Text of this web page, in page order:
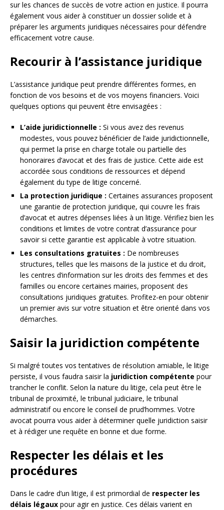
sur les chances de succès de votre action en justice. Il pourra
également vous aider à constituer un dossier solide et à
préparer les arguments juridiques nécessaires pour défendre
efficacement votre cause.
Recourir à l’assistance juridique
L’assistance juridique peut prendre différentes formes, en
fonction de vos besoins et de vos moyens financiers. Voici
quelques options qui peuvent être envisagées :
L’aide juridictionnelle : Si vous avez des revenus
modestes, vous pouvez bénéficier de l’aide juridictionnelle,
qui permet la prise en charge totale ou partielle des
honoraires d’avocat et des frais de justice. Cette aide est
accordée sous conditions de ressources et dépend
également du type de litige concerné.
La protection juridique : Certaines assurances proposent
une garantie de protection juridique, qui couvre les frais
d’avocat et autres dépenses liées à un litige. Vérifiez bien les
conditions et limites de votre contrat d’assurance pour
savoir si cette garantie est applicable à votre situation.
Les consultations gratuites : De nombreuses
structures, telles que les maisons de la justice et du droit,
les centres d’information sur les droits des femmes et des
familles ou encore certaines mairies, proposent des
consultations juridiques gratuites. Profitez-en pour obtenir
un premier avis sur votre situation et être orienté dans vos
démarches.
Saisir la juridiction compétente
Si malgré toutes vos tentatives de résolution amiable, le litige
persiste, il vous faudra saisir la juridiction compétente pour
trancher le conflit. Selon la nature du litige, cela peut être le
tribunal de proximité, le tribunal judiciaire, le tribunal
administratif ou encore le conseil de prud’hommes. Votre
avocat pourra vous aider à déterminer quelle juridiction saisir
et à rédiger une requête en bonne et due forme.
Respecter les délais et les
procédures
Dans le cadre d’un litige, il est primordial de respecter les
délais légaux pour agir en justice. Ces délais varient en